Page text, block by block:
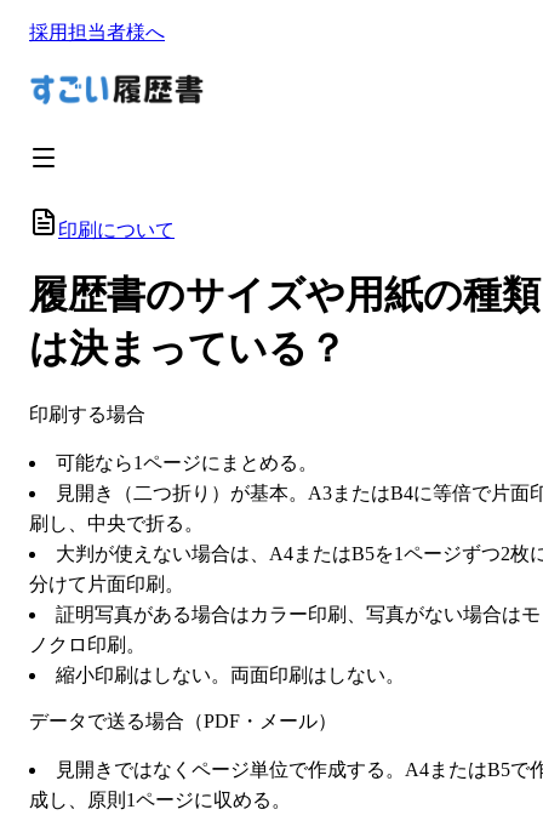
採用担当者様へ
印刷について
履歴書のサイズや用紙の種類
は決まっている？
印刷する場合
可能なら1ページにまとめる。
見開き（二つ折り）が基本。A3またはB4に等倍で片面
刷し、中央で折る。
大判が使えない場合は、A4またはB5を1ページずつ2枚
分けて片面印刷。
証明写真がある場合はカラー印刷、写真がない場合はモ
ノクロ印刷。
縮小印刷はしない。両面印刷はしない。
データで送る場合（PDF・メール）
見開きではなくページ単位で作成する。A4またはB5で
成し、原則1ページに収める。